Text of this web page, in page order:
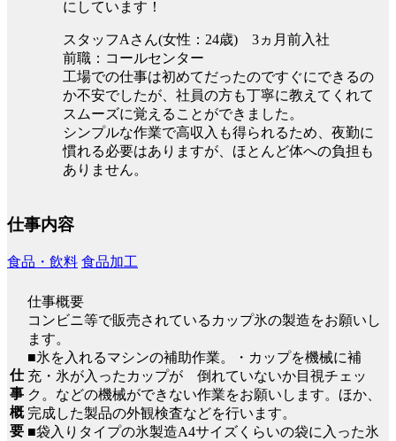
にしています！
スタッフAさん(女性：24歳) 3ヵ月前入社
前職：コールセンター
工場での仕事は初めてだったのですぐにできるの
か不安でしたが、社員の方も丁寧に教えてくれて
スムーズに覚えることができました。
シンプルな作業で高収入も得られるため、夜勤に
慣れる必要はありますが、ほとんど体への負担も
ありません。
仕事内容
食品・飲料 食品加工
仕
事
概
要
仕事概要
コンビニ等で販売されているカップ氷の製造をお願いし
ます。
■氷を入れるマシンの補助作業。・カップを機械に補
充・氷が入ったカップが 倒れていないか目視チェッ
ク。などの機械ができない作業をお願いします。ほか、
完成した製品の外観検査などを行います。
■袋入りタイプの氷製造A4サイズくらいの袋に入った氷